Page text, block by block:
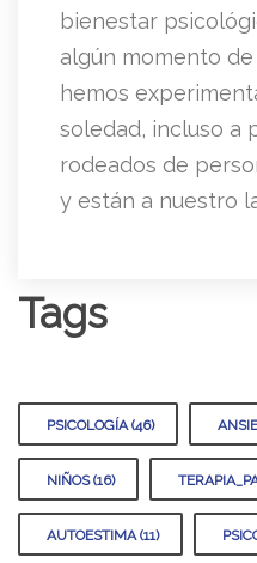
bienestar
algún momento
hemos
soledad, incluso a
rodeados de
y están a nuestro
Tags
PSICOLOGÍA (46)
NIÑOS (16)
AUTOESTIMA (11)